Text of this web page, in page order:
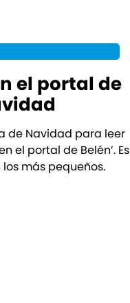
el portal de
de Navidad para leer
el portal de Belén’. Es
más pequeños.